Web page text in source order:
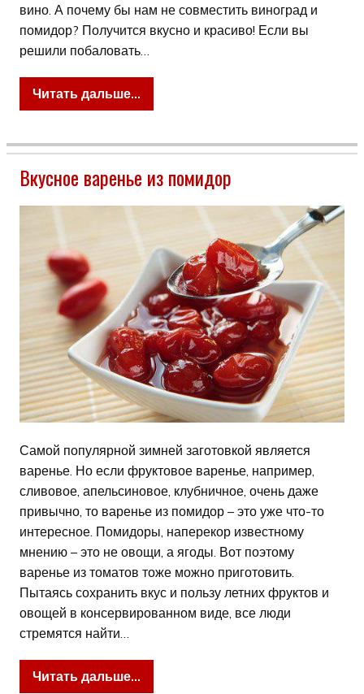
вино. А почему бы нам не совместить виноград и
помидор? Получится вкусно и красиво! Если вы
решили побаловать…
Читать дальше...
Вкусное варенье из помидор
Самой популярной зимней заготовкой является
варенье. Но если фруктовое варенье, например,
сливовое, апельсиновое, клубничное, очень даже
привычно, то варенье из помидор – это уже что-то
интересное. Помидоры, наперекор известному
мнению – это не овощи, а ягоды. Вот поэтому
варенье из томатов тоже можно приготовить.
Пытаясь сохранить вкус и пользу летних фруктов и
овощей в консервированном виде, все люди
стремятся найти…
Читать дальше...